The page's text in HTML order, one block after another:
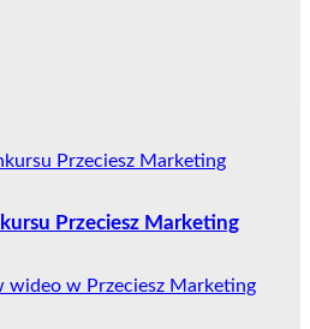
Przeciesz Marketing